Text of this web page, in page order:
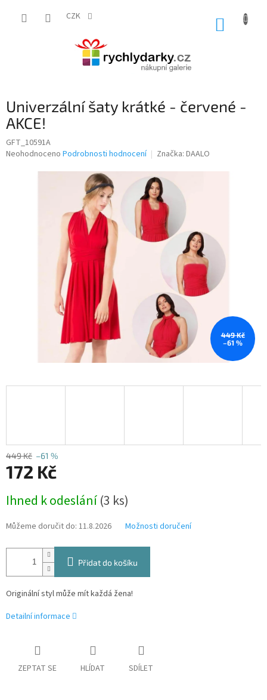
CZK
Univerzální šaty krátké - červené -
AKCE!
GFT_10591A
Průměrné
Neohodnoceno Podrobnosti hodnocení Značka: DAALO
449 Kč
–61 %
449 Kč –61 %
172 Kč
cena:
Ihned k odeslání(3 ks)
Můžeme doručit do: 11.8.2026 Možnosti doručení
Přidat do košíku
Originální styl může mít každá žena!
Detailní informace
ZEPTAT SE HLÍDAT SDÍLET